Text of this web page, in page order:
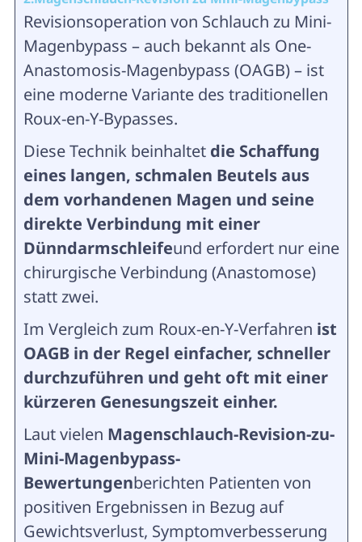
Revisionsoperation von Schlauch zu Mini-
Magenbypass – auch bekannt als One-
Anastomosis-Magenbypass (OAGB) – ist
eine moderne Variante des traditionellen
Roux-en-Y-Bypasses.
Diese Technik beinhaltetdie Schaffung
eines langen, schmalen Beutels aus
dem vorhandenen Magen und seine
direkte Verbindung mit einer
Dünndarmschleifeund erfordert nur eine
chirurgische Verbindung (Anastomose)
statt zwei.
Im Vergleich zum Roux-en-Y-Verfahren ist
OAGB in der Regel einfacher, schneller
durchzuführen und geht oft mit einer
kürzeren Genesungszeit einher.
Laut vielen Magenschlauch-Revision-zu-
Mini-Magenbypass-
Bewertungenberichten Patienten von
positiven Ergebnissen in Bezug auf
Gewichtsverlust, Symptomverbesserung